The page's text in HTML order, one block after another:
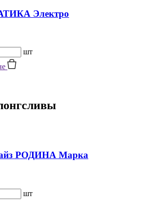
Электро
шт
РОДИНА Марка
шт